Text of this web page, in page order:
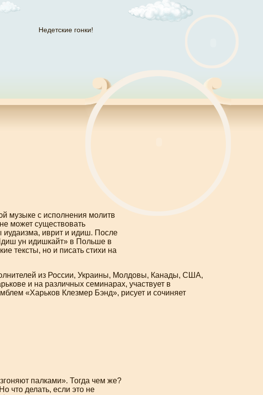
Недетские гонки!
музыке с исполнения молитв
может существовать
иудаизма, иврит и идиш. После
ун идишкайт» в Польше в
тексты, но и писать стихи на
из России, Украины, Молдовы, Канады, США,
и на различных семинарах, участвует в
«Харьков Клезмер Бэнд», рисует и сочиняет
палками». Тогда чем же?
что делать, если это не